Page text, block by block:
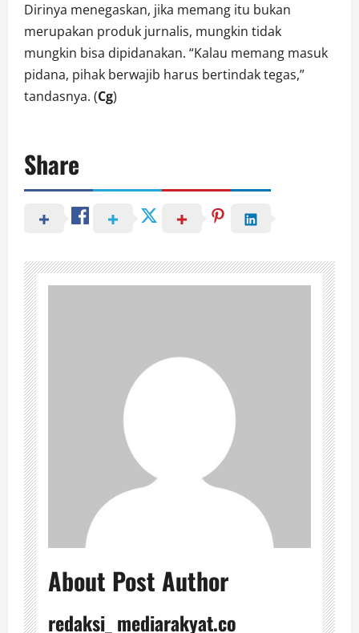
Dirinya menegaskan, jika memang itu bukan
merupakan produk jurnalis, mungkin tidak
mungkin bisa dipidanakan. “Kalau memang masuk
pidana, pihak berwajib harus bertindak tegas,”
tandasnya. (Cg)
Share
About Post Author
redaksi_ mediarakyat.co